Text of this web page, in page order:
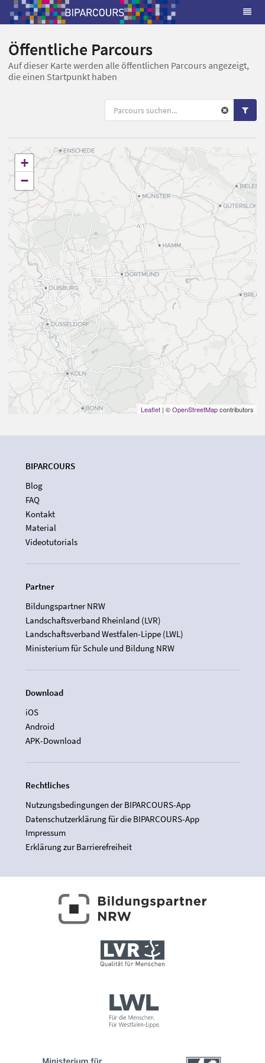
Öffentliche Parcours
Auf dieser Karte werden alle öffentlichen Parcours angezeigt,
die einen Startpunkt haben
+
−
Leaflet | ©OpenStreetMapcontributors
BIPARCOURS
Blog
FAQ
Kontakt
Material
Videotutorials
Partner
Bildungspartner NRW
Landschaftsverband Rheinland (LVR)
Landschaftsverband Westfalen-Lippe (LWL)
Ministerium für Schule und Bildung NRW
Download
iOS
Android
APK-Download
Rechtliches
Nutzungsbedingungen der BIPARCOURS-App
Datenschutzerklärung für die BIPARCOURS-App
Impressum
Erklärung zur Barrierefreiheit